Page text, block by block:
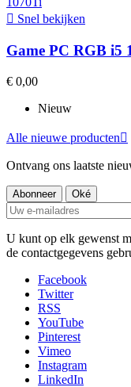
 Snel bekijken
Game PC RGB i5
€ 0,00
Nieuw
Alle nieuwe producten
Ontvang ons laatste
U kunt op elk gewenst
de contactgegevens
Facebook
Twitter
RSS
YouTube
Pinterest
Vimeo
Instagram
LinkedIn